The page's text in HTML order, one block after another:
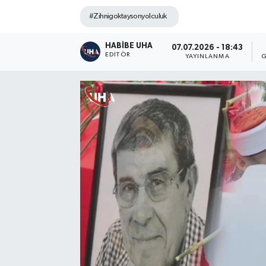
#Zihnigoktaysonyolculuk
HABİBE UHA
EDITÖR
07.07.2026 - 18:43
YAYINLANMA